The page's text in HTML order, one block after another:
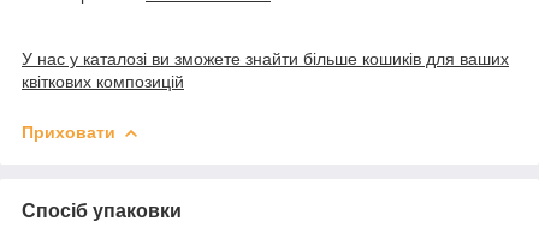
У нас у каталозі ви зможете знайти більше кошиків для ваших
квіткових композицій
Приховати
Спосіб упаковки